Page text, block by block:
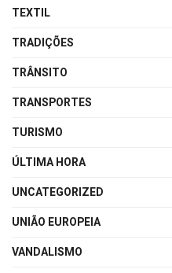
TEXTIL
TRADIÇÕES
TRÂNSITO
TRANSPORTES
TURISMO
ÚLTIMA HORA
UNCATEGORIZED
UNIÃO EUROPEIA
VANDALISMO